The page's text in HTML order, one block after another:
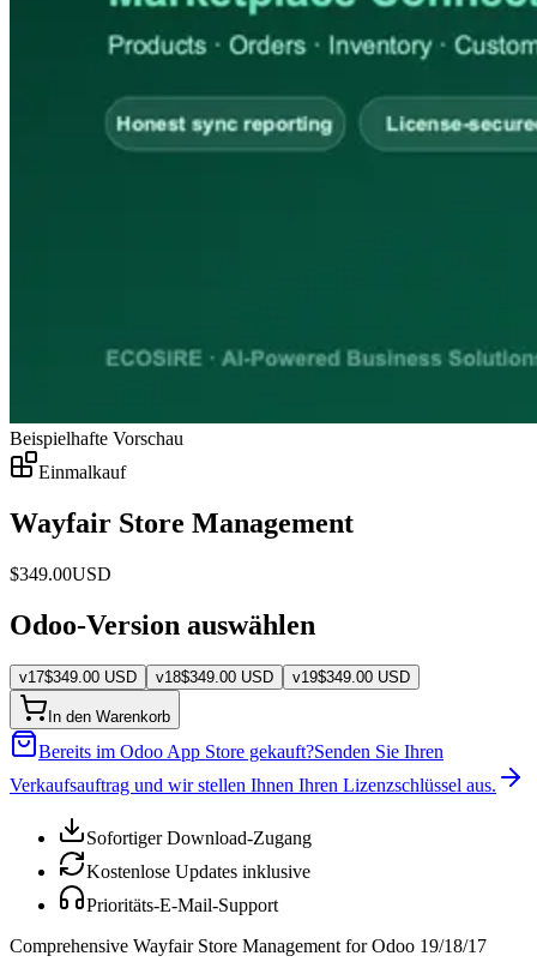
Beispielhafte Vorschau
Einmalkauf
Wayfair Store Management
$349.00USD
Odoo-Version auswählen
v17$349.00 USD v18$349.00 USD v19$349.00 USD
In den Warenkorb
Bereits im Odoo App Store gekauft?Senden Sie Ihren
Verkaufsauftrag und wir stellen Ihnen Ihren Lizenzschlüssel aus.
Sofortiger Download-Zugang
Kostenlose Updates inklusive
Prioritäts-E-Mail-Support
Comprehensive Wayfair Store Management for Odoo 19/18/17